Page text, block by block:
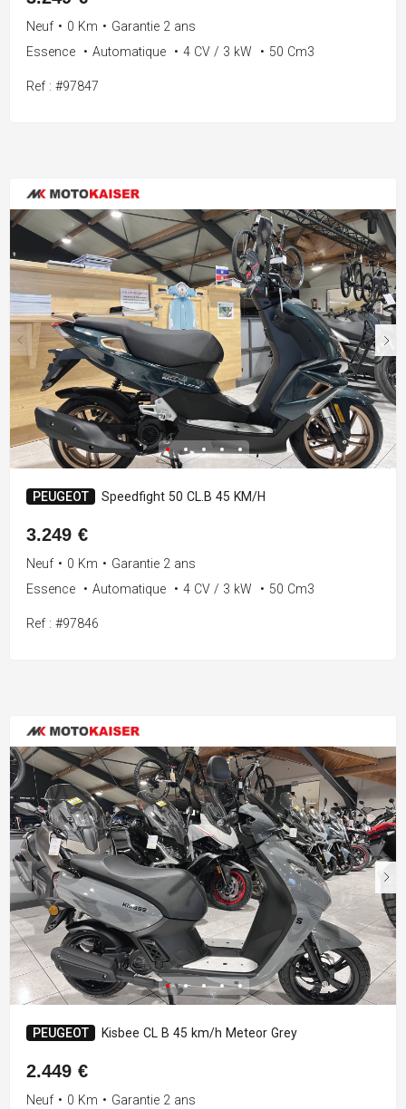
Neuf • 0 Km • Garantie 2 ans
Essence
• Automatique • 4 CV / 3 kW • 50 Cm3
Ref : #97847
PEUGEOT Speedfight 50 CL.B 45 KM/H
3.249 €
Neuf • 0 Km • Garantie 2 ans
Essence
• Automatique • 4 CV / 3 kW • 50 Cm3
Ref : #97846
PEUGEOT Kisbee CL B 45 km/h Meteor Grey
2.449 €
Neuf • 0 Km • Garantie 2 ans